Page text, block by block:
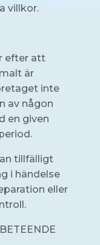
villkor.
efter att
är
inte
av någon
en given
tillfälligt
i händelse
eller